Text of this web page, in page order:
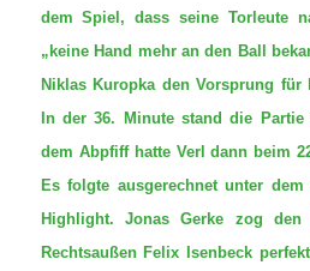
dem Spiel, dass seine Torleute
„keine Hand mehr an den Ball
Niklas Kuropka den Vorsprung für
In der 36. Minute stand die
dem Abpfiff hatte Verl dann beim
Es folgte ausgerechnet unter
Highlight. Jonas Gerke zog den
Rechtsaußen Felix Isenbeck